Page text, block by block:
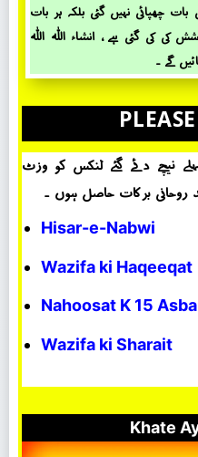
چھپائی نہیں گئی بلکہ ہر بات
کی گئی ہے ، انشاء اللہ اللہ
گے ۔
نیچے دئے گئے لنکس کو وزٹ
Hisar-e-Nabwi
Wazifa ki Haqeeqat
Nahoosat K 15
Wazifa ki Sharait
Khate